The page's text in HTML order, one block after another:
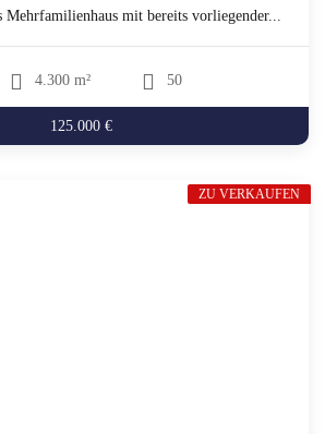
Mehrfamilienhaus mit bereits vorliegender...
4.300 m² 50
125.000 €
ZU VERKAUFEN